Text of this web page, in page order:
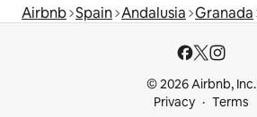
Airbnb Spain Andalusia Granada
© 2026 Airbnb, Inc.
Privacy
Terms